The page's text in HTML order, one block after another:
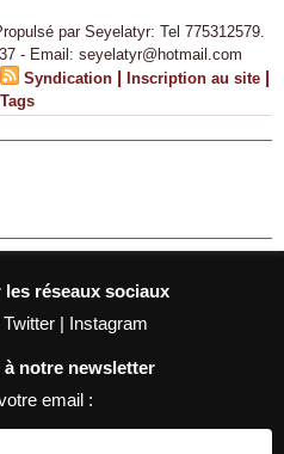
par Seyelatyr: Tel 775312579.
- Email: seyelatyr@hotmail.com
Syndication | Inscription au site |
Tags
réseaux sociaux
Twitter | Instagram
notre newsletter
email :